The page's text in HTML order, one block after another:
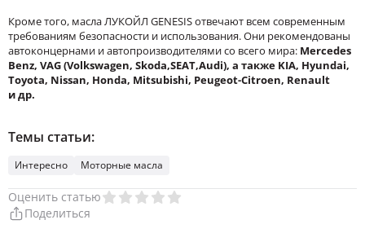
Кроме того, масла ЛУКОЙЛ GENESIS отвечают всем современным
требованиям безопасности и использования. Они рекомендованы
автоконцернами и автопроизводителями со всего мира: Mercedes
Benz, VAG (Volkswagen, Skoda,SEAT,Audi), а также KIA, Hyundai,
Toyota, Nissan, Honda, Mitsubishi, Peugeot-Citroen, Renault
и др.
Темы статьи:
Интересно Моторные масла
Оценить статью
Поделиться